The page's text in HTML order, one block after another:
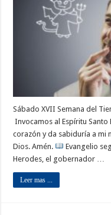
Sábado XVII Semana del
Invocamos al Espíritu Santo
corazón y da sabiduría a mi
Dios. Amén.
Evangelio
Herodes, el gobernador …
Leer mas ...